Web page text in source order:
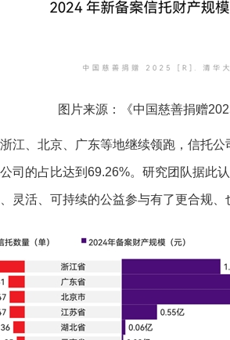
图片来源：《中国慈善捐赠
江、北京、广东等地继续领跑，信托
司的占比达到69.26%。研究团队据此
灵活、可持续的公益参与有了更合规、